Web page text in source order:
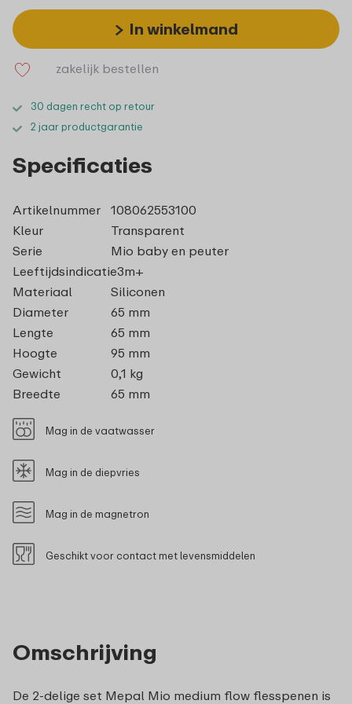
In winkelmand
zakelijk bestellen
30 dagen recht op retour
2 jaar productgarantie
Omschrijving
De 2-delige set Mepal Mio medium flow flesspenen is
Specificaties
Artikelnummer
108062553100
Kleur
Transparent
Serie
Mio baby en peuter
Leeftijdsindicatie3m+
Materiaal
Siliconen
Diameter
65 mm
Lengte
65 mm
Hoogte
95 mm
Gewicht
0,1 kg
Breedte
65 mm
Mag in de vaatwasser
Mag in de diepvries
Mag in de magnetron
Geschikt voor contact met levensmiddelen